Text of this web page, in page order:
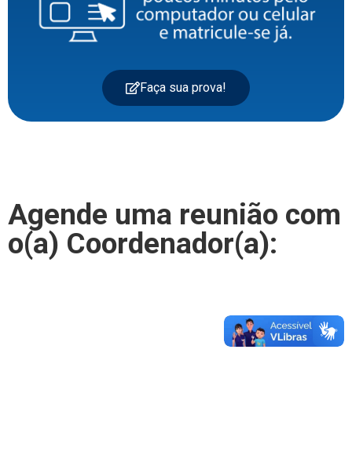
Faça sua prova!
Agende uma reunião com
o(a) Coordenador(a):